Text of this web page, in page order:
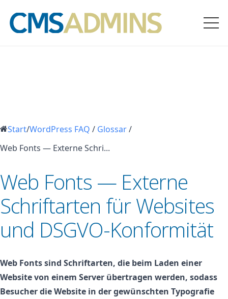
Start/WordPress FAQ / Glossar/
Web Fonts — Externe Schri...
Web Fonts — Externe
Schriftarten für Websites
und DSGVO-Konformität
Web Fonts sind Schriftarten, die beim Laden einer
Website von einem Server übertragen werden, sodass
Besucher die Website in der gewünschten Typografie